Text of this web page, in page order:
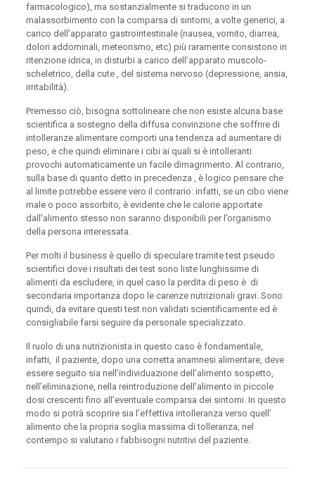
farmacologico), ma sostanzialmente si traducono in un
malassorbimento con la comparsa di sintomi, a volte generici, a
carico dell’apparato gastrointestinale (nausea, vomito, diarrea,
dolori addominali, meteorismo, etc) più raramente consistono in
ritenzione idrica, in disturbi a carico dell’apparato muscolo-
scheletrico, della cute , del sistema nervoso (depressione, ansia,
irritabilità).
Premesso ciò, bisogna sottolineare che non esiste alcuna base
scientifica a sostegno della diffusa convinzione che soffrire di
intolleranze alimentare comporti una tendenza ad aumentare di
peso, e che quindi eliminare i cibi ai quali si è intolleranti
provochi automaticamente un facile dimagrimento. Al contrario,
sulla base di quanto detto in precedenza , è logico pensare che
al limite potrebbe essere vero il contrario: infatti, se un cibo viene
male o poco assorbito, è evidente che le calorie apportate
dall’alimento stesso non saranno disponibili per l’organismo
della persona interessata.
Per molti il business è quello di speculare tramite test pseudo
scientifici dove i risultati dei test sono liste lunghissime di
alimenti da escludere, in quel caso la perdita di peso è di
secondaria importanza dopo le carenze nutrizionali gravi. Sono
quindi, da evitare questi test non validati scientificamente ed è
consigliabile farsi seguire da personale specializzato.
Il ruolo di una nutrizionista in questo caso è fondamentale,
infatti, il paziente, dopo una corretta anamnesi alimentare, deve
essere seguito sia nell’individuazione dell’alimento sospetto,
nell’eliminazione, nella reintroduzione dell’alimento in piccole
dosi crescenti fino all’eventuale comparsa dei sintomi. In questo
modo si potrà scoprire sia l’effettiva intolleranza verso quell’
alimento che la propria soglia massima di tolleranza, nel
contempo si valutano i fabbisogni nutritivi del paziente.